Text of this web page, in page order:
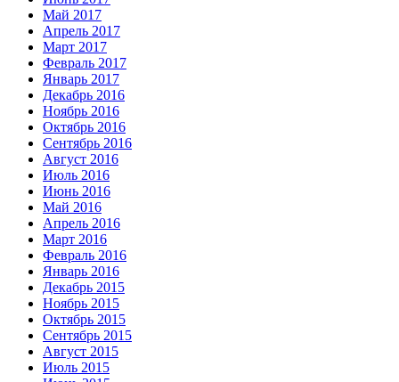
Май 2017
Апрель 2017
Март 2017
Февраль 2017
Январь 2017
Декабрь 2016
Ноябрь 2016
Октябрь 2016
Сентябрь 2016
Август 2016
Июль 2016
Июнь 2016
Май 2016
Апрель 2016
Март 2016
Февраль 2016
Январь 2016
Декабрь 2015
Ноябрь 2015
Октябрь 2015
Сентябрь 2015
Август 2015
Июль 2015